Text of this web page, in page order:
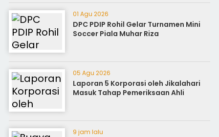
01 Agu 2026
DPC PDIP Rohil Gelar Turnamen Mini
Soccer Piala Muhar Riza
05 Agu 2026
Laporan 5 Korporasi oleh Jikalahari
Masuk Tahap Pemeriksaan Ahli
9 jam lalu